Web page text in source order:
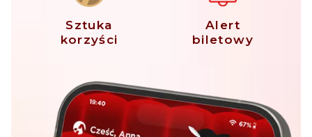
Sztuka
korzyści
Alert
biletowy